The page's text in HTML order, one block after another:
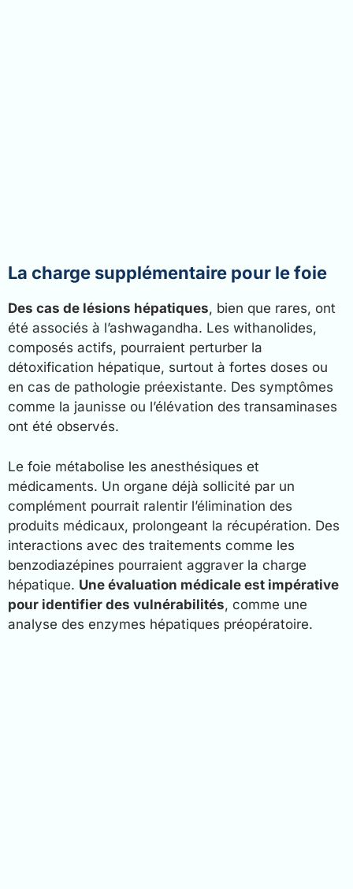
La charge supplémentaire pour le foie
Des cas de lésions hépatiques, bien que rares, ont
été associés à l’ashwagandha. Les withanolides,
composés actifs, pourraient perturber la
détoxification hépatique, surtout à fortes doses ou
en cas de pathologie préexistante. Des symptômes
comme la jaunisse ou l’élévation des transaminases
ont été observés.
Le foie métabolise les anesthésiques et
médicaments. Un organe déjà sollicité par un
complément pourrait ralentir l’élimination des
produits médicaux, prolongeant la récupération. Des
interactions avec des traitements comme les
benzodiazépines pourraient aggraver la charge
hépatique. Une évaluation médicale est impérative
pour identifier des vulnérabilités, comme une
analyse des enzymes hépatiques préopératoire.